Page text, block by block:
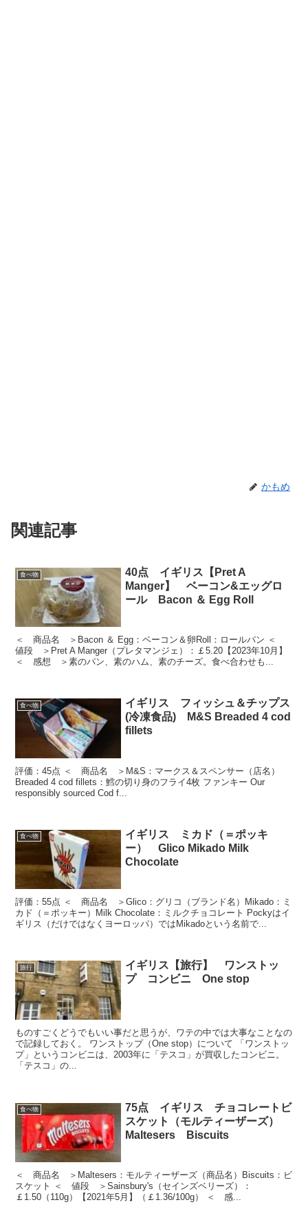
かもめ
関連記事
食べ物
40点 イギリス【Pret A
Manger】 ベーコン&エッグロ
ール Bacon ＆ Egg Roll
＜ 商品名 ＞Bacon ＆ Egg：ベーコン＆卵Roll：ロールパン ＜
値段 ＞Pret A Manger（プレタマンジェ）：￡5.20【2023年10月】
＜ 感想 ＞素のパン、素のハム、素のチーズ。食べ合わせも...
食べ物
イギリス フィッシュ＆チップス
(冷凍食品) M&S Breaded 4 cod
fillets
評価：45点 ＜ 商品名 ＞M&S：マークス＆スペンサー（店名）
Breaded 4 cod fillets：鱈の切り身のフライ4枚 ファンキー Our
responsibly sourced Cod f...
食べ物
イギリス ミカド（＝ポッキ
ー） Glico Mikado Milk
Chocolate
評価：55点 ＜ 商品名 ＞Glico：グリコ（ブランド名）Mikado：ミ
カド（＝ポッキー）Milk Chocolate：ミルクチョコレート Pockyはイ
ギリス（だけではなくヨーロッパ）ではMikadoという名前で...
旅行
イギリス【旅行】 ワンストッ
プ コンビニ One stop
ものすごくどうでもいい事だと思うが、ワテの中では大事なことなの
で記録しておく。 ワンストップ（One stop）について 「ワンストッ
プ」というコンビニは、2003年に「テスコ」が買収したコンビニ。
「テスコ」の...
食べ物
75点 イギリス チョコレートビ
スケット（モルティーザーズ）
Maltesers Biscuits
＜ 商品名 ＞Maltesers：モルティーザーズ（商品名）Biscuits：ビ
スケット ＜ 値段 ＞Sainsbury's（セインズベリーズ）：
￡1.50（110g）【2021年5月】（￡1.36/100g） ＜ 感...